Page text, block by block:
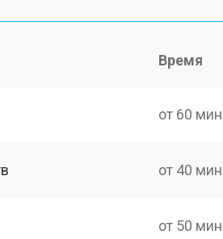
Время
от 60 мин
от 40 мин
от 50 мин